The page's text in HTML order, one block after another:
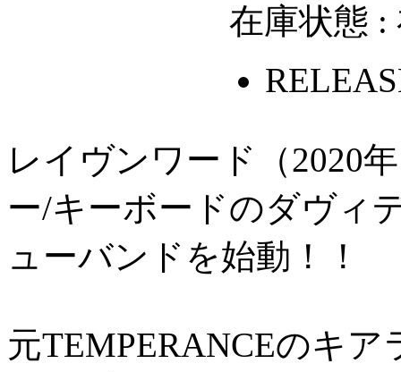
在庫状態 :
レイヴンワード（2020
ー/キーボードのダヴィ
ューバンドを始動！！
元TEMPERANCEのキ